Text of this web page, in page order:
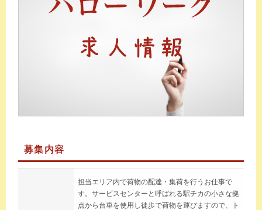
募集内容
担当エリア内で荷物の配達・集荷を行うお仕事で
す。サービスセンターと呼ばれる駅チカの小さな拠
点から台車を使用し徒歩で荷物を運びますので、ト